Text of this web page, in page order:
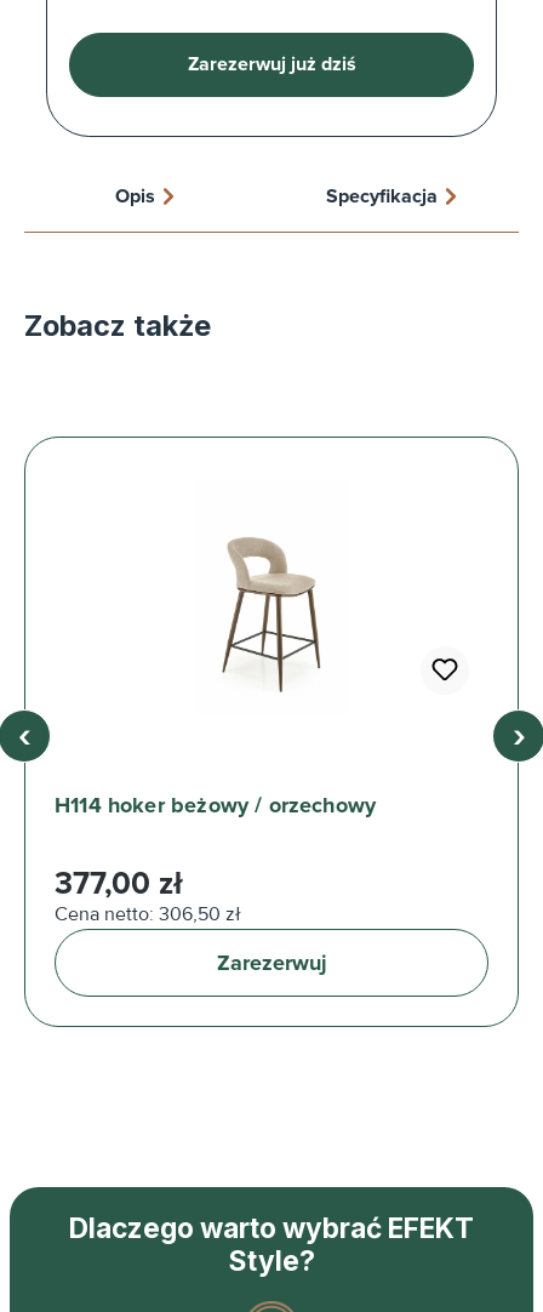
Zarezerwuj już dziś
Opis Specyfikacja
Zobacz także
H114 hoker beżowy / orzechowy
Cena regularna:
377,00 zł
Cena netto: 306,50 zł
Zarezerwuj
‹ ›
Dlaczego warto wybrać EFEKT
Style?